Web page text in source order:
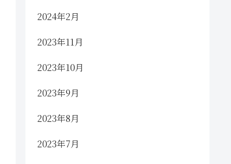
2024年2月
2023年11月
2023年10月
2023年9月
2023年8月
2023年7月